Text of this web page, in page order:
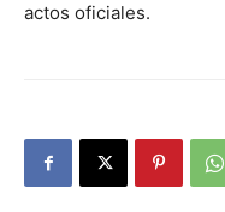
actos oficiales.